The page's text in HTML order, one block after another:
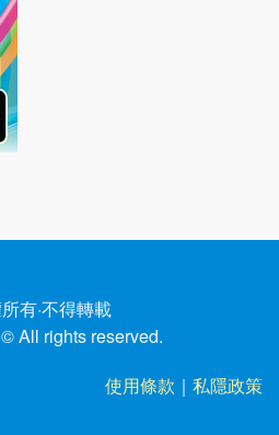
有·不得轉載
© All rights reserved.
使用條款 ｜ 私隱政策